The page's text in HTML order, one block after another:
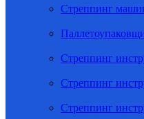
Стреппинг
Стреппинг
Стреппинг
Стреппинг